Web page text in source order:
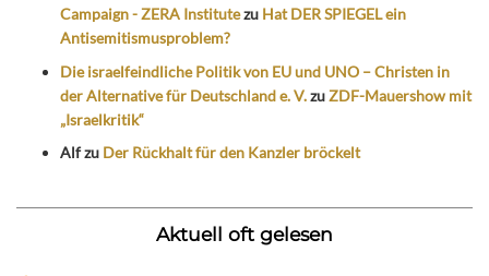
Campaign - ZERA Institutezu Hat DER SPIEGEL ein
Antisemitismusproblem?
Die israelfeindliche Politik von EU und UNO – Christen in
der Alternative für Deutschland e. V.zuZDF-Mauershow mit
„Israelkritik“
Alfzu Der Rückhalt für den Kanzler bröckelt
Aktuell oft gelesen